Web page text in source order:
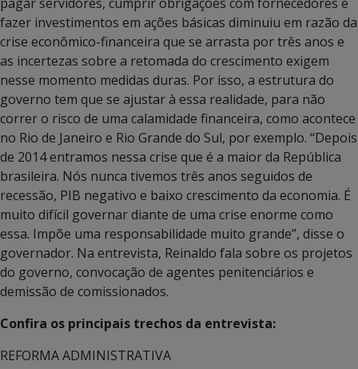
fazer investimentos em ações básicas diminuiu em razão da
crise econômico-financeira que se arrasta por três anos e
as incertezas sobre a retomada do crescimento exigem
nesse momento medidas duras. Por isso, a estrutura do
governo tem que se ajustar à essa realidade, para não
correr o risco de uma calamidade financeira, como acontece
no Rio de Janeiro e Rio Grande do Sul, por exemplo. “Depois
de 2014 entramos nessa crise que é a maior da República
brasileira. Nós nunca tivemos três anos seguidos de
recessão, PIB negativo e baixo crescimento da economia. É
muito difícil governar diante de uma crise enorme como
essa. Impõe uma responsabilidade muito grande”, disse o
governador. Na entrevista, Reinaldo fala sobre os projetos
do governo, convocação de agentes penitenciários e
demissão de comissionados.
Confira os principais trechos da entrevista:
REFORMA ADMINISTRATIVA